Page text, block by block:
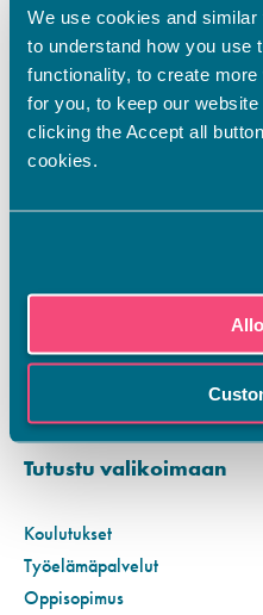
We use cookies and
to understand how you use
functionality, to create
for you, to keep our
clicking the Accept all
cookies.
YHTEYSTIEDOT
Vamian Infopiste:
Ruutikellarintie 2, 65100
Sampo-kampus
Sepänkyläntie 16, 65100
Tietosuoja
Saavutettavuusseloste
Tutustu valikoimaan
Koulutukset
Työelämäpalvelut
Oppisopimus